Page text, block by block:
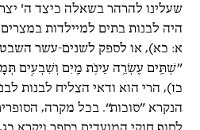
שעלינו להרהר בשאלה כיצד ה'
היה לבנות בתים למיילדות
א: כא), או לספק לשנים-עשר
”שְׁתֵּ֥ים עֶשְׂרֵ֛ה עֵינֹ֥ת מַ֖יִם וְשִׁבְעִ֣ים
כז), הרי הוא ודאי הצליח לבנות
הנקרא ”סוכות“. בכל מקרה,